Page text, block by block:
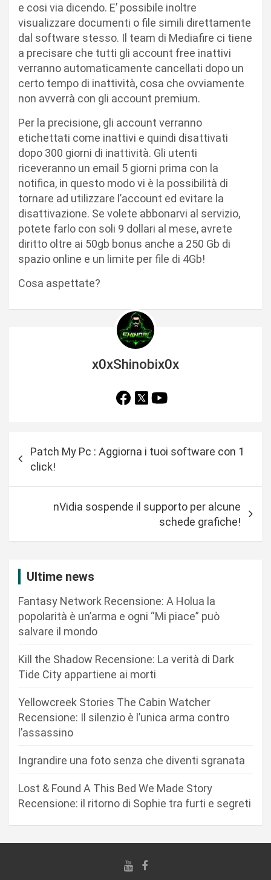
e cosi via dicendo. E’ possibile inoltre
visualizzare documenti o file simili direttamente
dal software stesso. Il team di Mediafire ci tiene
a precisare che tutti gli account free inattivi
verranno automaticamente cancellati dopo un
certo tempo di inattività, cosa che ovviamente
non avverrà con gli account premium.
Per la precisione, gli account verranno
etichettati come inattivi e quindi disattivati
dopo 300 giorni di inattività. Gli utenti
riceveranno un email 5 giorni prima con la
notifica, in questo modo vi è la possibilità di
tornare ad utilizzare l’account ed evitare la
disattivazione. Se volete abbonarvi al servizio,
potete farlo con soli 9 dollari al mese, avrete
diritto oltre ai 50gb bonus anche a 250 Gb di
spazio online e un limite per file di 4Gb!
Cosa aspettate?
x0xShinobix0x
a
Patch My Pc : Aggiorna i tuoi software con 1
click!
nVidia sospende il supporto per alcune
schede grafiche!
Ultime news
Fantasy Network Recensione: A Holua la
popolarità è un’arma e ogni “Mi piace” può
salvare il mondo
Kill the Shadow Recensione: La verità di Dark
Tide City appartiene ai morti
Yellowcreek Stories The Cabin Watcher
Recensione: Il silenzio è l’unica arma contro
l’assassino
Ingrandire una foto senza che diventi sgranata
Lost & Found A This Bed We Made Story
Recensione: il ritorno di Sophie tra furti e segreti